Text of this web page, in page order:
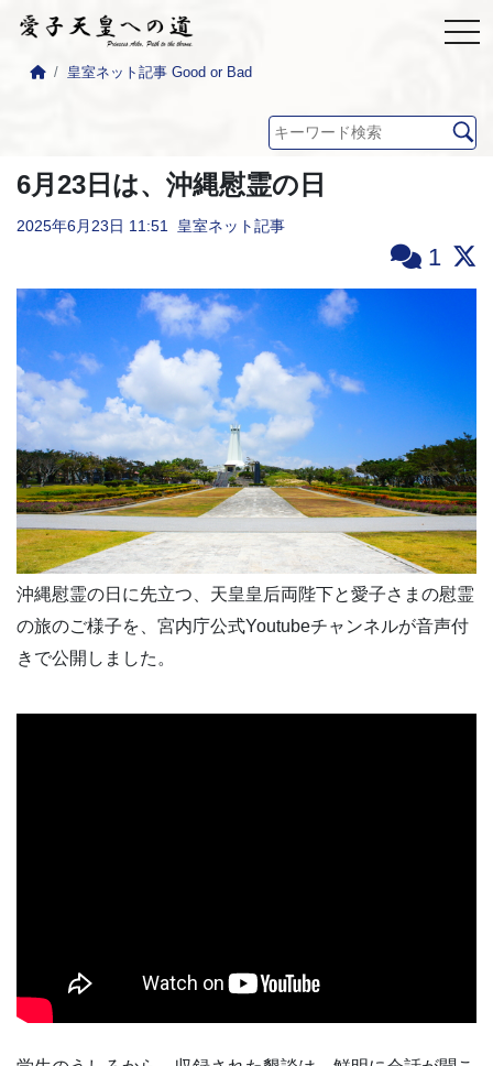
皇室ネット記事 Good or Bad
6月23日は、沖縄慰霊の日
2025年6月23日 11:51 皇室ネット記事
1
沖縄慰霊の日に先立つ、天皇皇后両陛下と愛子さまの慰霊
の旅のご様子を、宮内庁公式Youtubeチャンネルが音声付
きで公開しました。